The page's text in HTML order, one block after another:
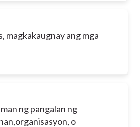
magkakaugnay ang mga
ng pangalan ng
o